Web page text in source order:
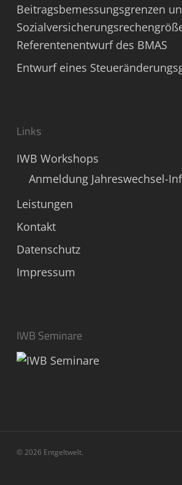
Beitragsbemessungsgrenzen
Referentenentwurf des BMAS
Entwurf eines
Links
IWB Workshops
Anmeldung Jahreswechsel-
Leistungen
Kontakt
Datenschutz
Impressum
IWB Seminare
© 2026 Entgeltwelt.